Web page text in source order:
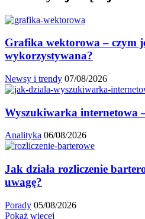
Grafika wektorowa – czym
wykorzystywana?
Newsy i trendy 07/08/2026
Wyszukiwarka internetowa
Analityka 06/08/2026
Jak działa rozliczenie
uwagę?
Porady 05/08/2026
Pokaż więcej